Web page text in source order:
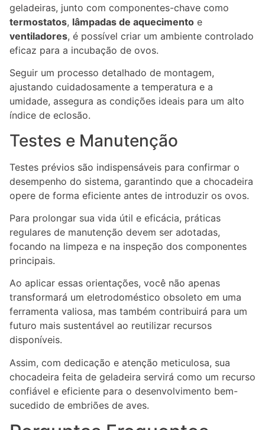
geladeiras, junto com componentes-chave como
termostatos, lâmpadas de aquecimento e
ventiladores, é possível criar um ambiente controlado
eficaz para a incubação de ovos.
Seguir um processo detalhado de montagem,
ajustando cuidadosamente a temperatura e a
umidade, assegura as condições ideais para um alto
índice de eclosão.
Testes e Manutenção
Testes prévios são indispensáveis para confirmar o
desempenho do sistema, garantindo que a chocadeira
opere de forma eficiente antes de introduzir os ovos.
Para prolongar sua vida útil e eficácia, práticas
regulares de manutenção devem ser adotadas,
focando na limpeza e na inspeção dos componentes
principais.
Ao aplicar essas orientações, você não apenas
transformará um eletrodoméstico obsoleto em uma
ferramenta valiosa, mas também contribuirá para um
futuro mais sustentável ao reutilizar recursos
disponíveis.
Assim, com dedicação e atenção meticulosa, sua
chocadeira feita de geladeira servirá como um recurso
confiável e eficiente para o desenvolvimento bem-
sucedido de embriões de aves.